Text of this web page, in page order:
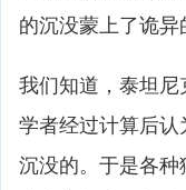
的沉没蒙上了诡异
我们知道，泰坦
学者经过计算后
沉没的。于是各